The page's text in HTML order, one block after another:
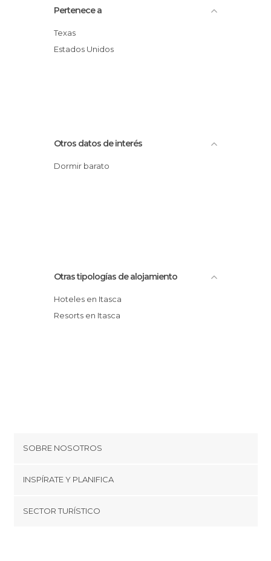
Pertenece a
Texas
Estados Unidos
Otros datos de interés
Dormir barato
Otras tipologías de alojamiento
Hoteles en Itasca
Resorts en Itasca
SOBRE NOSOTROS
Cookies
Términos y condiciones
INSPÍRATE Y PLANIFICA
SECTOR TURÍSTICO